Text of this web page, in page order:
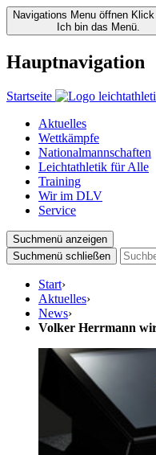
Navigations Menu öffnen
Ich bin das Menü.
Hauptnavigation
Startseite
Aktuelles
Wettkämpfe
Nationalmannschaften
Leichtathletik für Alle
Training
Wir im DLV
Service
Suchmenü anzeigen
Suchmenü schließen
Start›
Aktuelles›
News›
Volker Herrmann